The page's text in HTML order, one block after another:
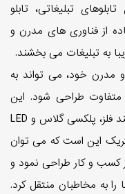
تبلیغاتی، تابلو
از فناوری های مدرن و
به تبلیغات می بخشند.
مدرن خود، می تواند به
طراحی شود. این
تابلوها معمولا از متریال های مختلفی مانند فلز، پلکسی گلاس و LED
این است که می توان
کسب و کار طراحی نمود و
به مخاطبان منتقل کرد.